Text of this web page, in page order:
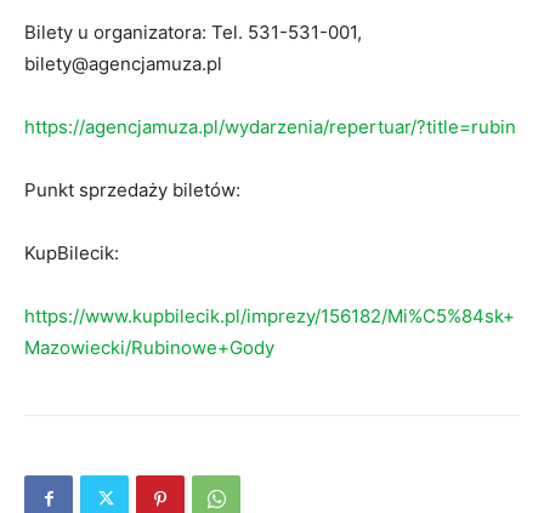
Bilety u organizatora: Tel. 531-531-001,
bilety@agencjamuza.pl
https://agencjamuza.pl/wydarzenia/repertuar/?title=rubin
Punkt sprzedaży biletów:
KupBilecik:
https://www.kupbilecik.pl/imprezy/156182/Mi%C5%84sk+
Mazowiecki/Rubinowe+Gody